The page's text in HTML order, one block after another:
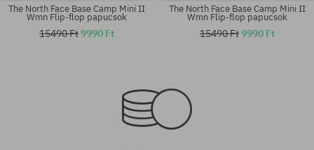
The North Face Base Camp Mini II
Wmn Flip-flop papucsok
15490 Ft9990 Ft
The North Face Base Camp Mini II
Wmn Flip-flop papucsok
15490 Ft9990 Ft